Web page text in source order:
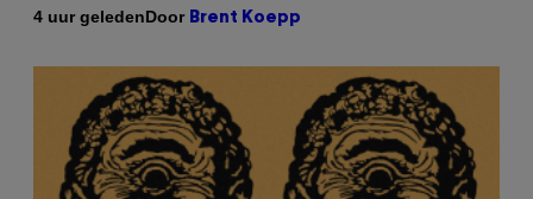
4 uur geledenDoor Brent Koepp